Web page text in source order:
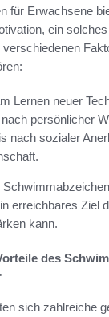
für Erwachsene
ein
Lernen neuer
persönlicher
nach sozialer
erreichbares Ziel
kann.
des
sich zahlreiche